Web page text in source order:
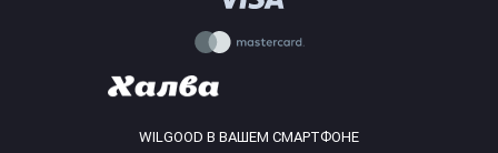
WILGOOD В ВАШЕМ СМАРТФОНЕ